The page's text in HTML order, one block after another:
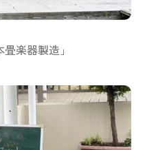
楽器製造」